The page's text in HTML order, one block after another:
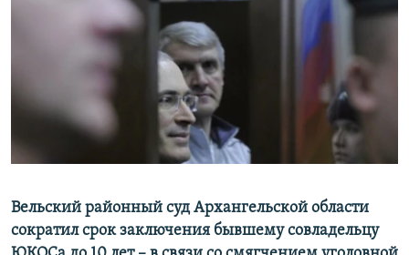
РАСПИСАНИЕ ВЕЩАНИЯ
ПОДПИШИТЕСЬ НА РАССЫЛКУ
СОЦИАЛЬНЫЕ СЕТИ
Все сайты РСЕ/РС
Вельский районный суд Архангельской области
сократил срок заключения бывшему совладельцу